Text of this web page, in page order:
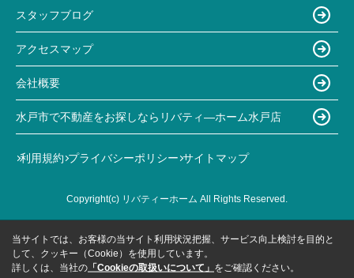
スタッフブログ
アクセスマップ
会社概要
水戸市で不動産をお探しならリバティ―ホーム水戸店
利用規約 プライバシーポリシー サイトマップ
Copyright(c) リバティーホーム All Rights Reserved.
当サイトでは、お客様の当サイト利用状況把握、サービス向上検討を目的と
して、クッキー（Cookie）を使用しています。
詳しくは、当社の 「Cookieの取扱いについて」 をご確認ください。